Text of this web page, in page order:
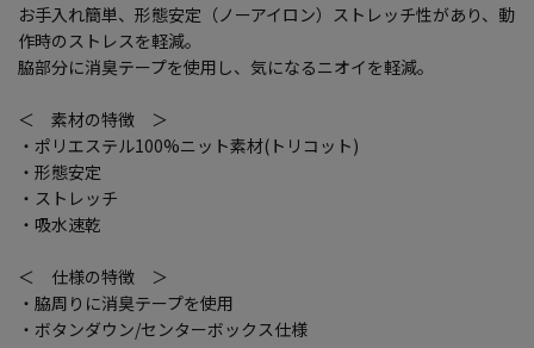
お手入れ簡単、形態安定（ノーアイロン）ストレッチ性があり、動
作時のストレスを軽減。
脇部分に消臭テープを使用し、気になるニオイを軽減。
＜ 素材の特徴 ＞
・ポリエステル100%ニット素材(トリコット)
・形態安定
・ストレッチ
・吸水速乾
＜ 仕様の特徴 ＞
・脇周りに消臭テープを使用
・ボタンダウン/センターボックス仕様